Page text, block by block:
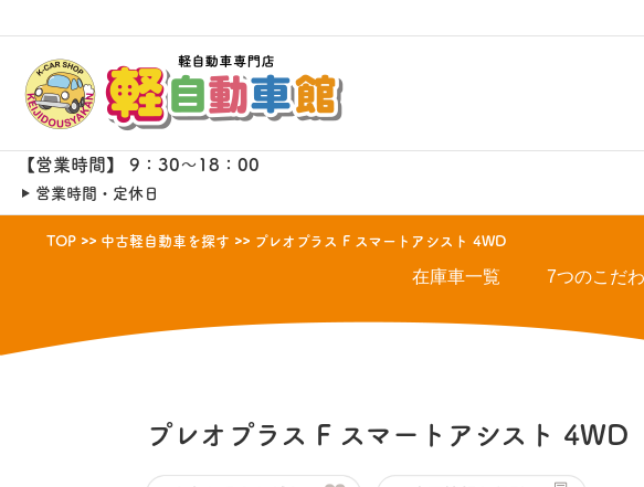
【営業時間】 9：30～18：00
営業時間・定休日
TOP 中古軽自動車を探す プレオプラス F スマートアシスト 4WD
在庫車一覧 7つのこだ
プレオプラス F スマートアシスト 4WD